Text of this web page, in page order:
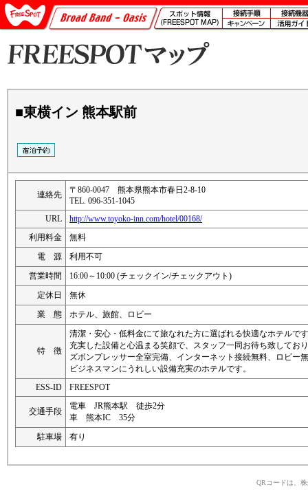
■東横イン 熊本駅前
連絡先
〒860-0047 熊本県熊本市春日2-8-10
TEL. 096-351-1045
URL
http://www.toyoko-inn.com/hotel/00168/
利用料金
無料
電 源
利用不可
営業時間
16:00～10:00 (チェックイン/チェックアウト)
定休日
無休
業 態
ホテル、旅館、ロビー
特 徴
清潔・安心・低料金にて旅なれた方に選ばれる快適なホテルで
充実した設備と心温まる笑顔で、スタッフ一同お待ち致してお
ズボンプレッサー全室完備、インターネット接続無料、ロビー
ビジネスマンにうれしい設備充実のホテルです。
ESS-ID
FREESPOT
交通手段
電車 JR熊本駅 徒歩2分
車 熊本IC 35分
駐車場
有り
QRコードは、